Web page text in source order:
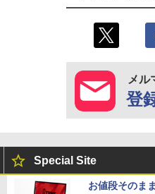
メル
登
Special Site
お値段そのま